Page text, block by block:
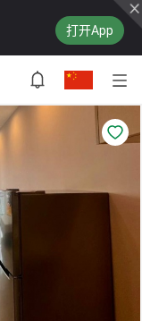
打开App